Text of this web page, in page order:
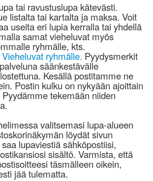
tai ravustuslupa kätevästi.
listalta tai kartalta ja maksa. Voit
useita eri lupia kerralla tai yhdellä
samat vieheluvat myös
ryhmälle, kts.
ryhmälle. Pyydysmerkit
säänkestävälle
Kesällä postitamme ne
Postin kulku on nykyään ajoittain
tekemään niiden
valitsemasi lupa-alueen
löydät sivun
lupaviestiä sähköpostiisi,
sisältö. Varmista, että
täsmälleen oikein,
jää tulematta.